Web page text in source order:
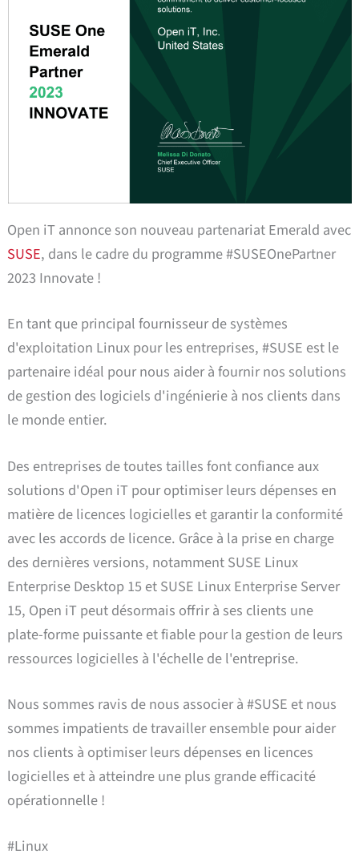
Open iT annonce son nouveau partenariat Emerald avec
SUSE, dans le cadre du programme #SUSEOnePartner
2023 Innovate !
En tant que principal fournisseur de systèmes
d'exploitation Linux pour les entreprises, #SUSE est le
partenaire idéal pour nous aider à fournir nos solutions
de gestion des logiciels d'ingénierie à nos clients dans
le monde entier.
Des entreprises de toutes tailles font confiance aux
solutions d'Open iT pour optimiser leurs dépenses en
matière de licences logicielles et garantir la conformité
avec les accords de licence. Grâce à la prise en charge
des dernières versions, notamment SUSE Linux
Enterprise Desktop 15 et SUSE Linux Enterprise Server
15, Open iT peut désormais offrir à ses clients une
plate-forme puissante et fiable pour la gestion de leurs
ressources logicielles à l'échelle de l'entreprise.
Nous sommes ravis de nous associer à #SUSE et nous
sommes impatients de travailler ensemble pour aider
nos clients à optimiser leurs dépenses en licences
logicielles et à atteindre une plus grande efficacité
opérationnelle !
#Linux